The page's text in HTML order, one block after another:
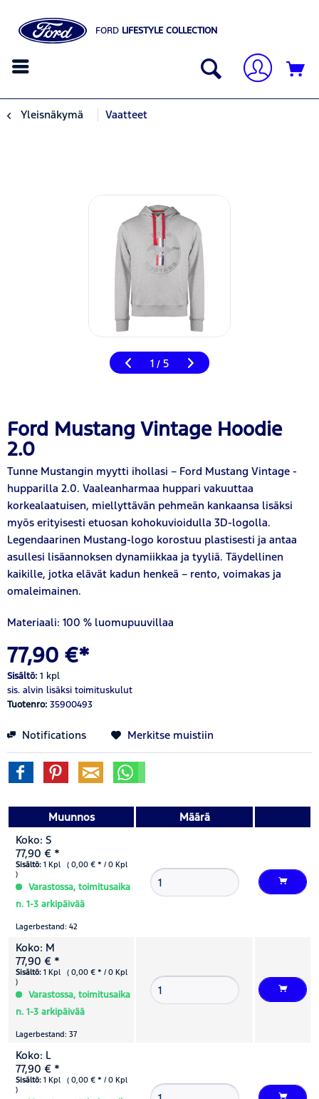
FORD LIFESTYLE COLLECTION
Yleisnäkymä Vaatteet
1 / 5
Ford Mustang Vintage Hoodie
2.0
Tunne Mustangin myytti ihollasi – Ford Mustang Vintage -
hupparilla 2.0. Vaaleanharmaa huppari vakuuttaa
korkealaatuisen, miellyttävän pehmeän kankaansa lisäksi
myös erityisesti etuosan kohokuvioidulla 3D-logolla.
Legendaarinen Mustang-logo korostuu plastisesti ja antaa
asullesi lisäannoksen dynamiikkaa ja tyyliä. Täydellinen
kaikille, jotka elävät kadun henkeä – rento, voimakas ja
omaleimainen.
Materiaali: 100 % luomupuuvillaa
77,90 €*
Sisältö: 1 kpl
sis. alvin lisäksi toimituskulut
Tuotenro: 35900493
Notifications Merkitse muistiin
Muunnos
Määrä
Koko: S
77,90 € *
Sisältö: 1 Kpl ( 0,00 € * / 0 Kpl
)
Varastossa, toimitusaika
n. 1-3 arkipäivää
Lagerbestand: 42
Koko: M
77,90 € *
Sisältö: 1 Kpl ( 0,00 € * / 0 Kpl
)
Varastossa, toimitusaika
n. 1-3 arkipäivää
Lagerbestand: 37
Koko: L
77,90 € *
Sisältö: 1 Kpl ( 0,00 € * / 0 Kpl
)